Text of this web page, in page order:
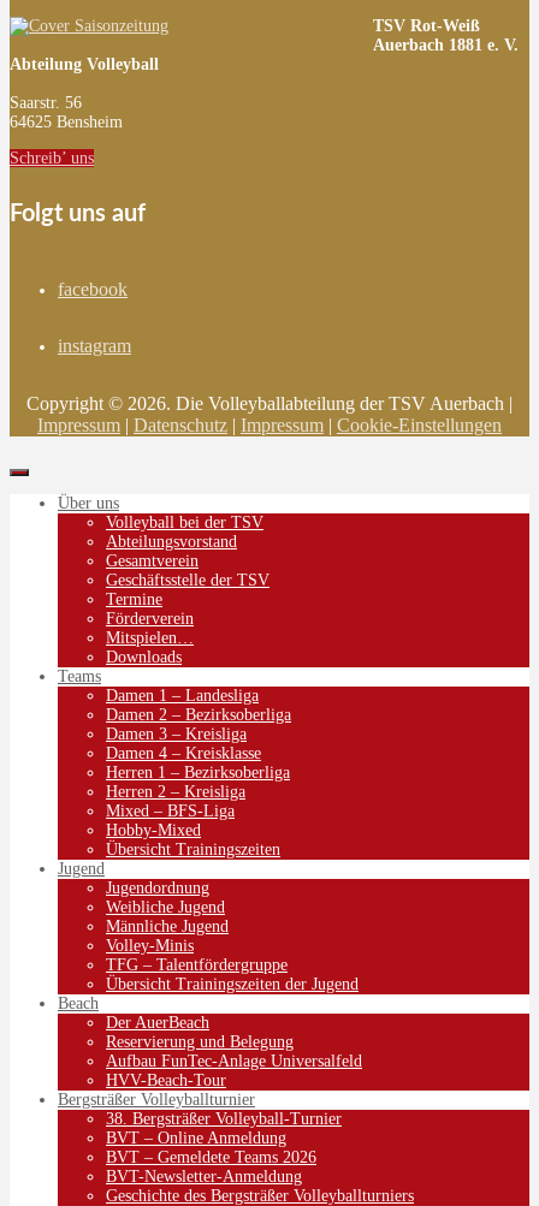
TSV Rot-Weiß
Auerbach 1881 e. V.
Abteilung Volleyball
Saarstr. 56
64625 Bensheim
Schreib’ uns
Folgt uns auf
facebook
instagram
Copyright © 2026. Die Volleyballabteilung der TSV Auerbach |
Impressum | Datenschutz | Impressum | Cookie-Einstellungen
Über uns
Volleyball bei der TSV
Abteilungsvorstand
Gesamtverein
Geschäftsstelle der TSV
Termine
Förderverein
Mitspielen…
Downloads
Teams
Damen 1 – Landesliga
Damen 2 – Bezirksoberliga
Damen 3 – Kreisliga
Damen 4 – Kreisklasse
Herren 1 – Bezirksoberliga
Herren 2 – Kreisliga
Mixed – BFS-Liga
Hobby-Mixed
Übersicht Trainingszeiten
Jugend
Jugendordnung
Weibliche Jugend
Männliche Jugend
Volley-Minis
TFG – Talentfördergruppe
Übersicht Trainingszeiten der Jugend
Beach
Der AuerBeach
Reservierung und Belegung
Aufbau FunTec-Anlage Universalfeld
HVV-Beach-Tour
Bergsträßer Volleyballturnier
38. Bergsträßer Volleyball-Turnier
BVT – Online Anmeldung
BVT – Gemeldete Teams 2026
BVT-Newsletter-Anmeldung
Geschichte des Bergsträßer Volleyballturniers